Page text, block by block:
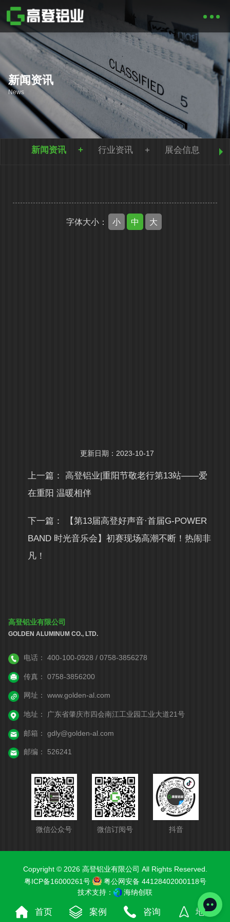
新闻资讯
News
新闻资讯 行业资讯 展会信息
字体大小： 小 中 大
更新日期：2023-10-17
上一篇：高登铝业|重阳节敬老行第13站——爱
在重阳 温暖相伴
下一篇：
【第13届高登好声音·首届G-POWER
BAND 时光音乐会】初赛现场高潮不断！热闹非
凡！
高登铝业有限公司
GOLDEN ALUMINUM CO., LTD.
电话： 400-100-0928 / 0758-3856278
传真： 0758-3856200
网址： www.golden-al.com
地址： 广东省肇庆市四会南江工业园工业大道21号
邮箱： gdly@golden-al.com
邮编： 526241
微信公众号 微信订阅号 抖音
Copyright © 2026 高登铝业有限公司 All Rights Reserved.
粤ICP备16000261号
粤公网安备 44128402000118号
技术支持：
海纳创联
首页 案例 咨询 地图